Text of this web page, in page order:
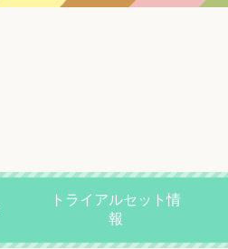
トライアルセット情
報